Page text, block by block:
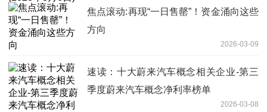
焦点滚动:再现“一日售罄”！资金涌向这些
方向
2026-03-09
速读：十大蔚来汽车概念相关企业-第三
季度蔚来汽车概念净利率榜单
2026-03-08